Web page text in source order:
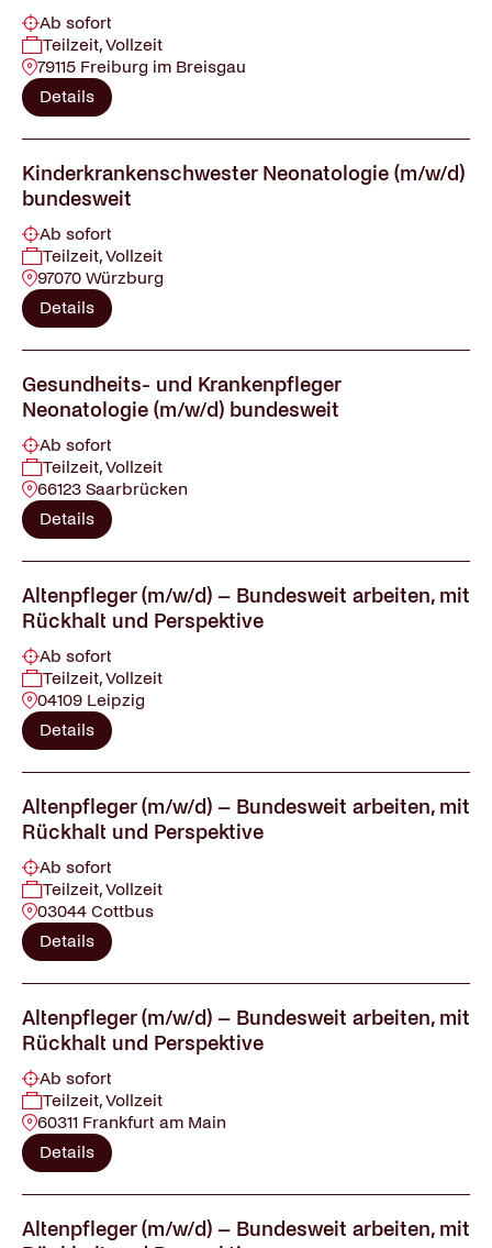
Ab sofort
Teilzeit, Vollzeit
79115 Freiburg im Breisgau
Details
Kinderkrankenschwester Neonatologie (m/w/d)
bundesweit
Ab sofort
Teilzeit, Vollzeit
97070 Würzburg
Details
Gesundheits- und Krankenpfleger
Neonatologie (m/w/d) bundesweit
Ab sofort
Teilzeit, Vollzeit
66123 Saarbrücken
Details
Altenpfleger (m/w/d) – Bundesweit arbeiten, mit
Rückhalt und Perspektive
Ab sofort
Teilzeit, Vollzeit
04109 Leipzig
Details
Altenpfleger (m/w/d) – Bundesweit arbeiten, mit
Rückhalt und Perspektive
Ab sofort
Teilzeit, Vollzeit
03044 Cottbus
Details
Altenpfleger (m/w/d) – Bundesweit arbeiten, mit
Rückhalt und Perspektive
Ab sofort
Teilzeit, Vollzeit
60311 Frankfurt am Main
Details
Altenpfleger (m/w/d) – Bundesweit arbeiten, mit